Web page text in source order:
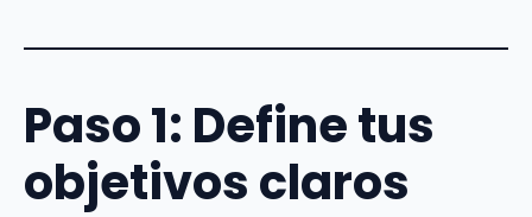
Paso 1: Define tus
objetivos claros